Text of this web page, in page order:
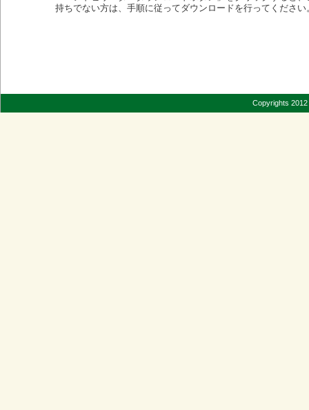
持ちでない方は、手順に従ってダウンロードを行ってください
Copyrights